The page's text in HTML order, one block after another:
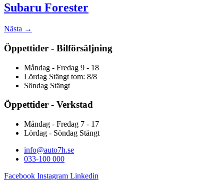
Subaru Forester
Nästa →
Öppettider - Bilförsäljning
Måndag - Fredag 9 - 18
Lördag Stängt tom: 8/8
Söndag Stängt
Öppettider - Verkstad
Måndag - Fredag 7 - 17
Lördag - Söndag Stängt
info@auto7h.se
033-100 000
Facebook Instagram Linkedin